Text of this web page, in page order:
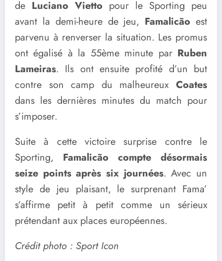
de Luciano Vietto pour le Sporting peu
avant la demi-heure de jeu, Famalicão est
parvenu à renverser la situation. Les promus
ont égalisé à la 55ème minute par Ruben
Lameiras. Ils ont ensuite profité d’un but
contre son camp du malheureux Coates
dans les dernières minutes du match pour
s’imposer.
Suite à cette victoire surprise contre le
Sporting, Famalicão compte désormais
seize points après six journées. Avec un
style de jeu plaisant, le surprenant Fama’
s’affirme petit à petit comme un sérieux
prétendant aux places européennes.
Crédit photo : Sport Icon